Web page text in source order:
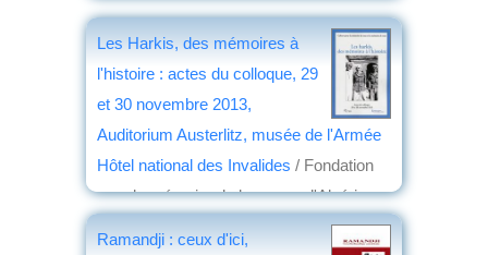
Les Harkis, des mémoires à
l'histoire : actes du colloque, 29
et 30 novembre 2013,
Auditorium Austerlitz, musée de l'Armée
Hôtel national des Invalides / Fondation
pour la mémoire de la guerre d'Algérie,
des combats du Maroc et de Tunisie
Ramandji : ceux d'ici,